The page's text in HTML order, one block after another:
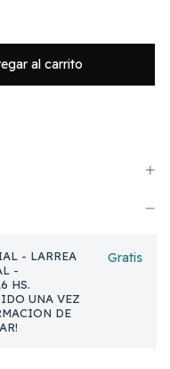
- LARREA
-
HS.
UNA VEZ
DE
Gratis